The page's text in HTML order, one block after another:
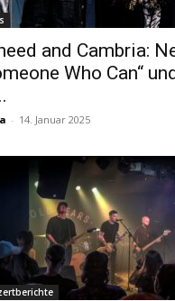
and Cambria:
Who Can“
- 14. Januar 2025